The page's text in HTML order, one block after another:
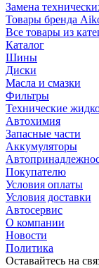
Замена
Товары бренда
Все товары из
Каталог
Шины
Диски
Масла и смазки
Фильтры
Технические
Автохимия
Запасные части
Аккумуляторы
Покупателю
Условия оплаты
Условия доставки
Автосервис
О компании
Новости
Политика
Оставайтесь на